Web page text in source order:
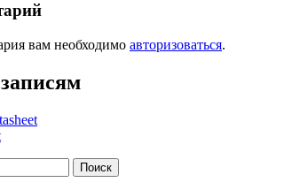
вам необходимо авторизоваться.